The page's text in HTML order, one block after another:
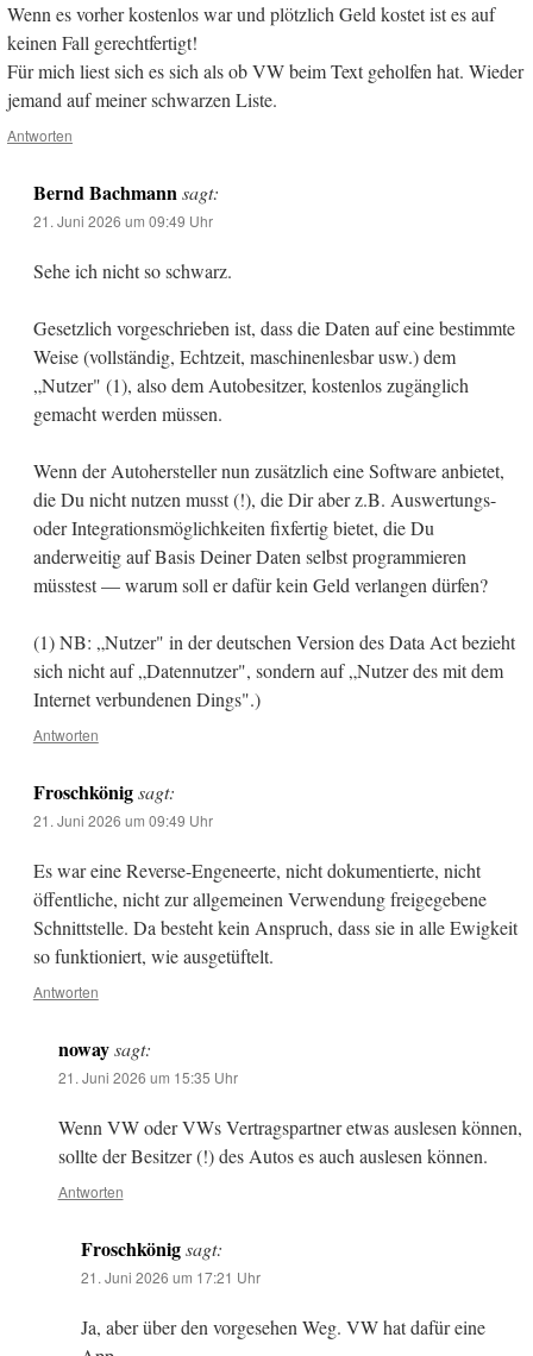
Wenn es vorher kostenlos war und plötzlich Geld kostet ist es auf
keinen Fall gerechtfertigt!
Für mich liest sich es sich als ob VW beim Text geholfen hat. Wieder
jemand auf meiner schwarzen Liste.
Antworten
Bernd Bachmann sagt:
21. Juni 2026 um 09:49 Uhr
Sehe ich nicht so schwarz.
Gesetzlich vorgeschrieben ist, dass die Daten auf eine bestimmte
Weise (vollständig, Echtzeit, maschinenlesbar usw.) dem
„Nutzer" (1), also dem Autobesitzer, kostenlos zugänglich
gemacht werden müssen.
Wenn der Autohersteller nun zusätzlich eine Software anbietet,
die Du nicht nutzen musst (!), die Dir aber z.B. Auswertungs-
oder Integrationsmöglichkeiten fixfertig bietet, die Du
anderweitig auf Basis Deiner Daten selbst programmieren
müsstest — warum soll er dafür kein Geld verlangen dürfen?
(1) NB: „Nutzer" in der deutschen Version des Data Act bezieht
sich nicht auf „Datennutzer", sondern auf „Nutzer des mit dem
Internet verbundenen Dings".)
Antworten
Froschkönig sagt:
21. Juni 2026 um 09:49 Uhr
Es war eine Reverse-Engeneerte, nicht dokumentierte, nicht
öffentliche, nicht zur allgemeinen Verwendung freigegebene
Schnittstelle. Da besteht kein Anspruch, dass sie in alle Ewigkeit
so funktioniert, wie ausgetüftelt.
Antworten
noway sagt:
21. Juni 2026 um 15:35 Uhr
Wenn VW oder VWs Vertragspartner etwas auslesen können,
sollte der Besitzer (!) des Autos es auch auslesen können.
Antworten
Froschkönigsagt:
21. Juni 2026 um 17:21 Uhr
Ja, aber über den vorgesehen Weg. VW hat dafür eine